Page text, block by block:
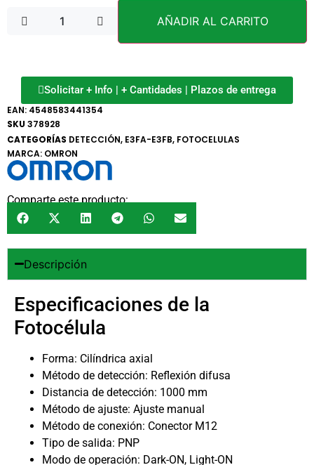
AÑADIR AL CARRITO
Solicitar + Info | + Cantidades | Plazos de entrega
EAN: 4548583441354
SKU378928
CATEGORÍAS DETECCIÓN, E3FA-E3FB, FOTOCELULAS
MARCA: OMRON
Comparte este producto:
Descripción
Especificaciones de la
Fotocélula
Forma: Cilíndrica axial
Método de detección: Reflexión difusa
Distancia de detección: 1000 mm
Método de ajuste: Ajuste manual
Método de conexión: Conector M12
Tipo de salida: PNP
Modo de operación: Dark-ON, Light-ON